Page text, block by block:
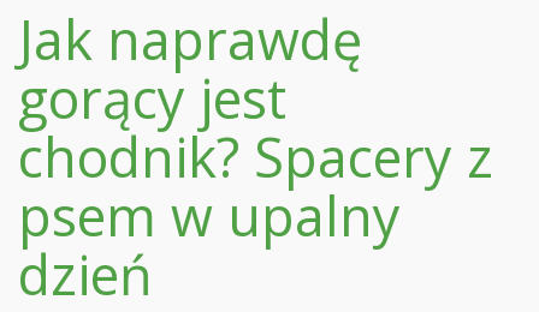
Jak naprawdę
gorący jest
chodnik? Spacery z
psem w upalny
dzień